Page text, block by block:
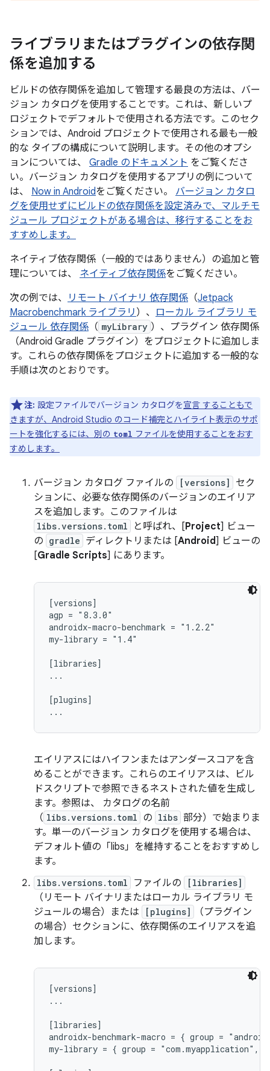
ライブラリまたはプラグインの依存関
係を追加する
ビルドの依存関係を追加して管理する最良の方法は、バー
ジョン カタログを使用することです。これは、新しいプ
ロジェクトでデフォルトで使用される方法です。このセク
ションでは、Android プロジェクトで使用される最も一般
的な タイプの構成について説明します。その他のオプシ
ョンについては、 Gradle のドキュメント をご覧くださ
い。バージョン カタログを使用するアプリの例について
は、 Now in Androidをご覧ください。 バージョン カタロ
グを使用せずにビルドの依存関係を設定済みで、マルチモ
ジュール プロジェクトがある場合は、移行することをお
すすめします。
ネイティブ依存関係（一般的ではありません）の追加と管
理については、 ネイティブ依存関係をご覧ください。
次の例では、
リモート バイナリ 依存関係 （Jetpack
Macrobenchmark ライブラリ ）、 ローカル ライブラリ モ
ジュール 依存関係 （ myLibrary ）、プラグイン 依存関係
（Android Gradle プラグイン）をプロジェクトに追加しま
す。これらの依存関係をプロジェクトに追加する一般的な
手順は次のとおりです。
注: 設定ファイルでバージョン カタログを宣言 することもで
きますが、Android Studio のコード補完とハイライト表示のサポ
ートを強化するには、別の toml ファイルを使用することをおす
すめします。
バージョン カタログ ファイルの [versions]
セク
ションに、必要な依存関係のバージョンのエイリア
スを追加します。このファイルは
libs.versions.toml と呼ばれ、[Project] ビュー
の gradle ディレクトリまたは [Android] ビューの
[Gradle Scripts] にあります。
[versions]
agp = "8.3.0"
androidx-macro-benchmark = "1.2.2"
my-library = "1.4"
[libraries]
...
[plugins]
エイリアスにはハイフンまたはアンダースコアを含
めることができます。これらのエイリアスは、ビル
ドスクリプトで参照できるネストされた値を生成し
ます。参照は、 カタログの名前
（ libs.versions.toml の libs 部分）で始まりま
す。単一のバージョン カタログを使用する場合は、
デフォルト値の「libs」を維持することをおすすめし
ます。
libs.versions.toml ファイルの [libraries]
（リモート バイナリまたはローカル ライブラリ モ
ジュールの場合）または
[plugins]
（プラグイン
の場合）セクションに、依存関係のエイリアスを追
加します。
[versions]
...
[libraries]
androidx-benchmark-macro = { group =
my-library = { group =